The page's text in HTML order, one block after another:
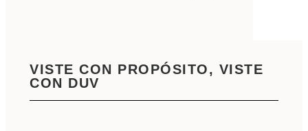
VISTE CON PROPÓSITO, VISTE
CON DUV